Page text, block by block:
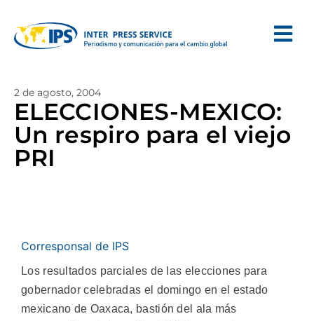
2 de agosto, 2004
ELECCIONES-MEXICO:
Un respiro para el viejo
PRI
Corresponsal de IPS
Los resultados parciales de las elecciones para
gobernador celebradas el domingo en el estado
mexicano de Oaxaca, bastión del ala más